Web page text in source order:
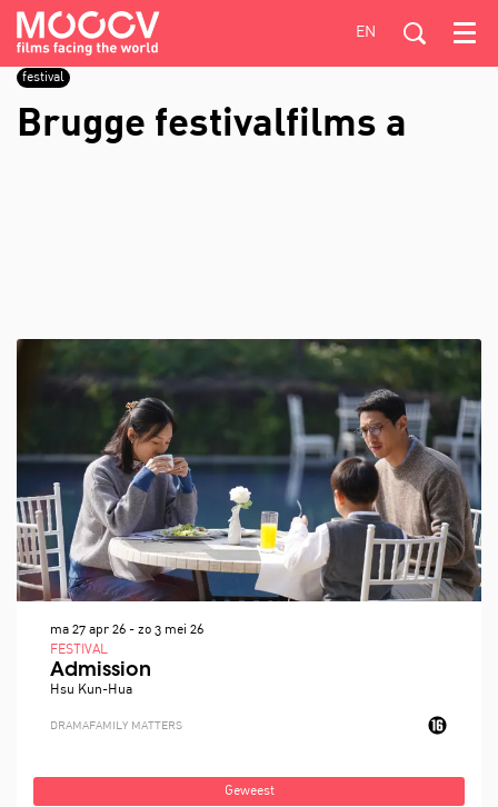
EN Menu
festival
Brugge festivalfilms a
Admission
Hsu Kun-Hua
FESTIVAL
ma 27 apr 26 - zo 3 mei 26
DRAMA FAMILY MATTERS
Geweest